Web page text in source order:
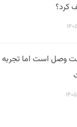
کرد؟
وصل است اما